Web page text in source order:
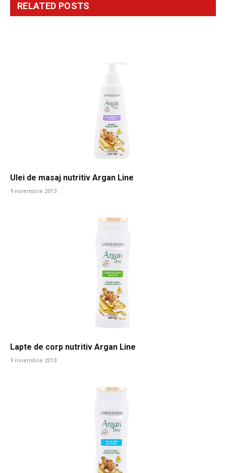
RELATED POSTS
Ulei de masaj nutritiv Argan Line
9 noiembrie 2013
Lapte de corp nutritiv Argan Line
9 noiembrie 2013